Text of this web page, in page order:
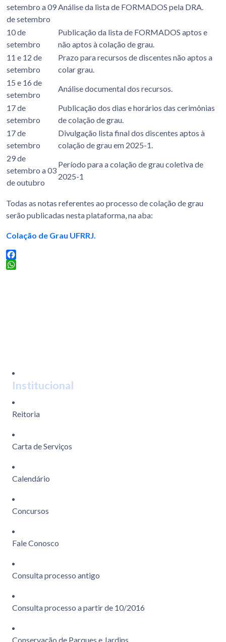
setembro a 09
de setembro
Análise da lista de FORMADOS pela DRA.
10 de
setembro
Publicação da lista de FORMADOS aptos e
não aptos à colação de grau.
11 e 12 de
setembro
Prazo para recursos de discentes não aptos a
colar grau.
15 e 16 de
setembro
Análise documental dos recursos.
17 de
setembro
Publicação dos dias e horários das cerimônias
de colação de grau.
17 de
setembro
Divulgação lista final dos discentes aptos à
colação de grau em 2025-1.
29 de
setembro a 03
de outubro
Período para a colação de grau coletiva de
2025-1
Todas as notas referentes ao processo de colação de grau
serão publicadas nesta plataforma, na aba:
Colação de Grau UFRRJ.
Facebook
Institucional
Reitoria
Carta de Serviços
Calendário
Concursos
Fale Conosco
Consulta processo antigo
Consulta processo a partir de 10/2016
Conservação de Parques e Jardins